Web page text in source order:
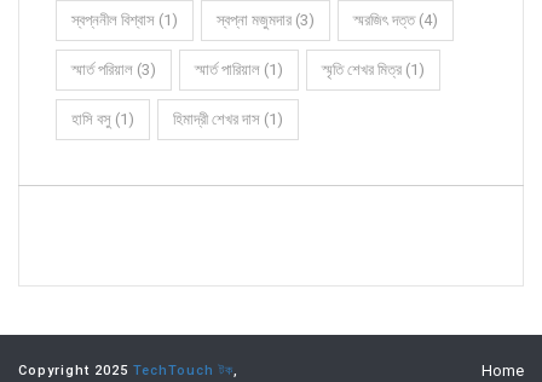
স্বপ্ননীল বিশ্বাস (1) স্বপ্না মজুমদার (3) স্মরজিৎ দত্ত (4)
স্মার্ত পরিয়াল (3) স্মার্ত পারিয়াল (1) স্মৃতি শেখর মিত্র (1)
হাসি বসু (1) হিমাদ্রী শেখর দাস (1)
Copyright 2025 TechTouch টক, Home